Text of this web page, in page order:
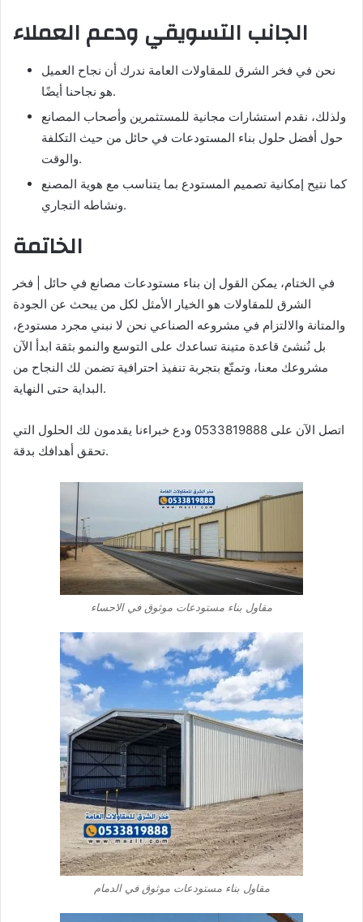
الجانب التسويقي ودعم العملاء
نحن في فخر الشرق للمقاولات العامة ندرك أن نجاح العميل
هو نجاحنا أيضًا.
ولذلك، نقدم استشارات مجانية للمستثمرين وأصحاب المصانع
حول أفضل حلول بناء المستودعات في حائل من حيث التكلفة
والوقت.
كما نتيح إمكانية تصميم المستودع بما يتناسب مع هوية المصنع
ونشاطه التجاري.
الخاتمة
في الختام، يمكن القول إن بناء مستودعات مصانع في حائل | فخر
الشرق للمقاولات هو الخيار الأمثل لكل من يبحث عن الجودة
والمتانة والالتزام في مشروعه الصناعي نحن لا نبني مجرد مستودع،
بل نُنشئ قاعدة متينة تساعدك على التوسع والنمو بثقة ابدأ الآن
مشروعك معنا، وتمتّع بتجربة تنفيذ احترافية تضمن لك النجاح من
البداية حتى النهاية.
اتصل الآن على 0533819888 ودع خبراءنا يقدمون لك الحلول التي
تحقق أهدافك بدقة.
مقاول بناء مستودعات موثوق في الاحساء
مقاول بناء مستودعات موثوق في الدمام